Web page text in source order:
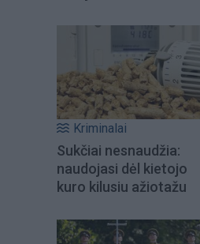
Kriminalai
Sukčiai nesnaudžia:
naudojasi dėl kietojo
kuro kilusiu ažiotažu